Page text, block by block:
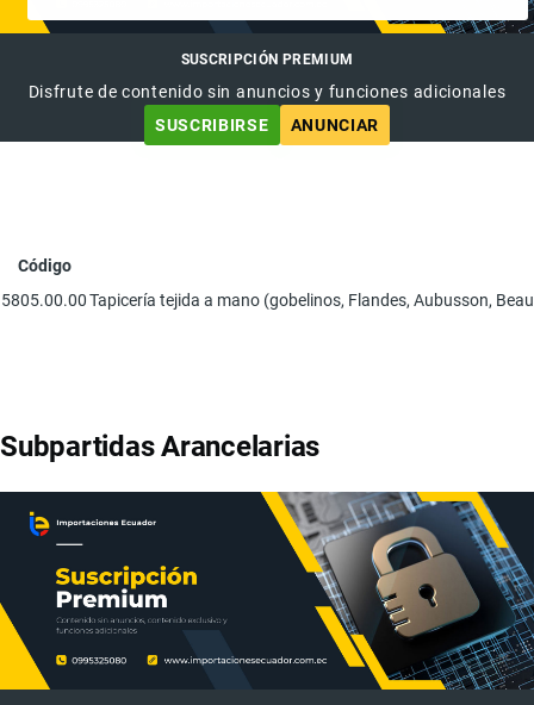
SUSCRIPCIÓN PREMIUM
Disfrute de contenido sin anuncios y funciones adicionales
SUSCRIBIRSE
ANUNCIAR
Código
5805.00.00Tapicería tejida a mano (gobelinos, Flandes, Aubusson,
Subpartidas Arancelarias